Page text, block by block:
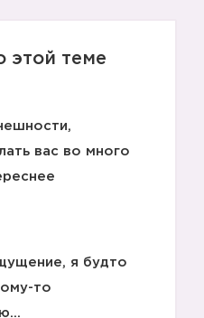
этой теме
вас во много
я будто
то